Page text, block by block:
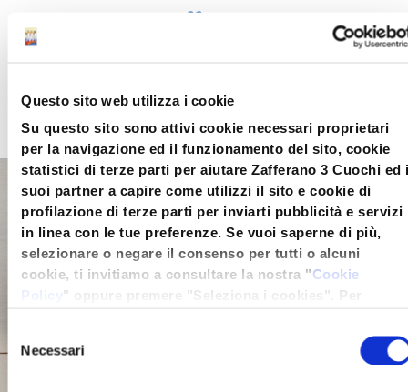
Questo sito web utilizza i cookie
Su questo sito sono attivi cookie necessari proprietari
per la navigazione ed il funzionamento del sito, cookie
statistici di terze parti per aiutare Zafferano 3 Cuochi ed
suoi partner a capire come utilizzi il sito e cookie di
profilazione di terze parti per inviarti pubblicità e servizi
in linea con le tue preferenze. Se vuoi saperne di più,
selezionare o negare il consenso per tutti o alcuni
cookie, ti invitiamo a consultare la nostra "Cookie
" oppure premere "Seleziona i cookies". Per
delNecessari
e zafferano